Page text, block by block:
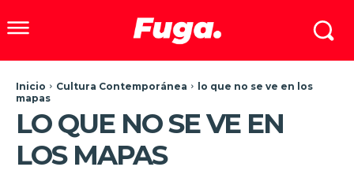
Inicio Cultura Contemporánea
lo que no se ve en los
mapas
LO QUE NO SE VE EN
LOS MAPAS